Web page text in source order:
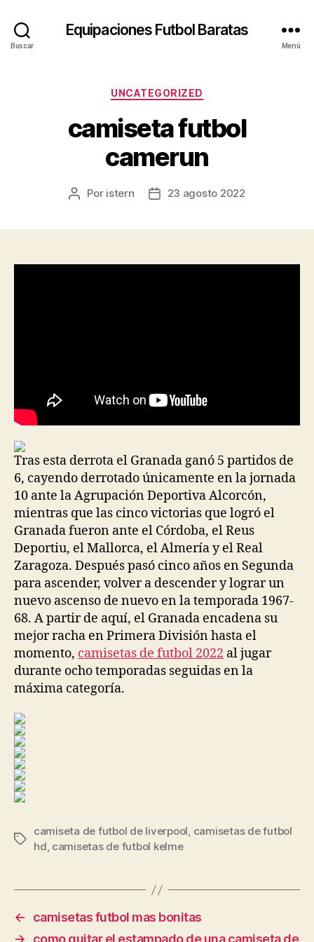
Buscar
Equipaciones Futbol Baratas
Menú
Categorías
UNCATEGORIZED
camiseta futbol
camerun
Autor
Por istern
Fecha23 agosto 2022
Tras esta derrota el Granada ganó 5 partidos de
6, cayendo derrotado únicamente en la jornada
10 ante la Agrupación Deportiva Alcorcón,
mientras que las cinco victorias que logró el
Granada fueron ante el Córdoba, el Reus
Deportiu, el Mallorca, el Almería y el Real
Zaragoza. Después pasó cinco años en Segunda
para ascender, volver a descender y lograr un
nuevo ascenso de nuevo en la temporada 1967-
68. A partir de aquí, el Granada encadena su
mejor racha en Primera División hasta el
momento, camisetas de futbol 2022 al jugar
durante ocho temporadas seguidas en la
máxima categoría.
Etiquetas
camiseta de futbol de liverpool, camisetas de futbol
hd, camisetas de futbol kelme
←
camisetas futbol mas bonitas
→
como quitar el estampado de una camiseta de